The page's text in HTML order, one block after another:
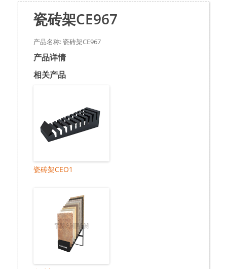
瓷砖架CE967
产品名称: 瓷砖架CE967
产品详情
相关产品
瓷砖架CEO1